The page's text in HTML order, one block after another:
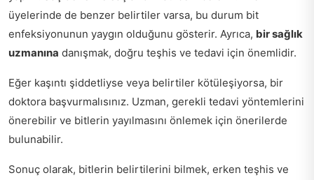
üyelerinde de benzer belirtiler varsa, bu durum bit
enfeksiyonunun yaygın olduğunu gösterir. Ayrıca, bir sağlık
uzmanına danışmak, doğru teşhis ve tedavi için önemlidir.
Eğer kaşıntı şiddetliyse veya belirtiler kötüleşiyorsa, bir
doktora başvurmalısınız. Uzman, gerekli tedavi yöntemlerini
önerebilir ve bitlerin yayılmasını önlemek için önerilerde
bulunabilir.
Sonuç olarak, bitlerin belirtilerini bilmek, erken teşhis ve